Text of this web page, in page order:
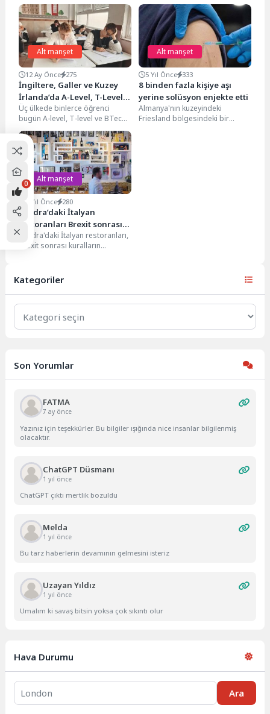
Alt manşet
12 Ay Önce 275
İngiltere, Galler ve Kuzey
İrlanda’da A-Level, T-Level
ve BTec Sonuçları Açıklandı
Üç ülkede binlerce öğrenci
bugün A-level, T-level ve BTec
Ulusal sonuçlarını aldı. Covid
döneminde sınav...
Alt manşet
5 Yıl Önce 333
8 binden fazla kişiye aşı
yerine solüsyon enjekte etti
Almanya'nın kuzeyindeki
Friesland bölgesindeki bir
Alt manşet
2 Yıl Önce 280
Londra’daki İtalyan
restoranları Brexit sonrası
personel bulmakta
zorlanıyor
Londra'daki İtalyan restoranları,
Brexit sonrası kuralların
kalıyor. Bu...
Kategoriler
Kategoriler
Son Yorumlar
FATMA
7 ay önce
Yazınız için teşekkürler. Bu bilgiler ışığında nice insanlar bilgilenmiş
olacaktır.
ChatGPT Düsmanı
1 yıl önce
ChatGPT çıktı mertlik bozuldu
Melda
1 yıl önce
Bu tarz haberlerin devamının gelmesini isteriz
Uzayan Yıldız
1 yıl önce
Umalım ki savaş bitsin yoksa çok sıkıntı olur
Hava Durumu
Ara
0